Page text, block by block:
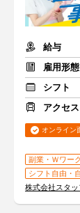
給与
雇用形態
シフト
アクセス
オンライン
副業・Ｗワー
シフト自由・
株式会社スタ